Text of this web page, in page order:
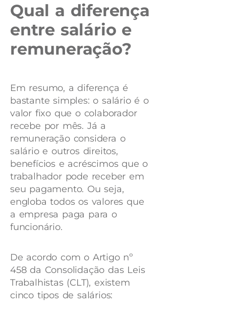
Qual a diferença
entre salário e
remuneração?
Em resumo, a diferença é
bastante simples: o salário é o
valor fixo que o colaborador
recebe por mês. Já a
remuneração considera o
salário e outros direitos,
benefícios e acréscimos que o
trabalhador pode receber em
seu pagamento. Ou seja,
engloba todos os valores que
a empresa paga para o
funcionário.
De acordo com o Artigo nº
458 da Consolidação das Leis
Trabalhistas (CLT), existem
cinco tipos de salários: